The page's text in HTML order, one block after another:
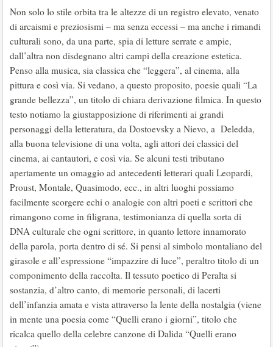
Non solo lo stile orbita tra le altezze di un registro elevato, venato
di arcaismi e preziosismi – ma senza eccessi – ma anche i rimandi
culturali sono, da una parte, spia di letture serrate e ampie,
dall’altra non disdegnano altri campi della creazione estetica.
Penso alla musica, sia classica che “leggera”, al cinema, alla
pittura e così via. Si vedano, a questo proposito, poesie quali “La
grande bellezza”, un titolo di chiara derivazione filmica. In questo
testo notiamo la giustapposizione di riferimenti ai grandi
personaggi della letteratura, da Dostoevsky a Nievo, a Deledda,
alla buona televisione di una volta, agli attori dei classici del
cinema, ai cantautori, e così via. Se alcuni testi tributano
apertamente un omaggio ad antecedenti letterari quali Leopardi,
Proust, Montale, Quasimodo, ecc., in altri luoghi possiamo
facilmente scorgere echi o analogie con altri poeti e scrittori che
rimangono come in filigrana, testimonianza di quella sorta di
DNA culturale che ogni scrittore, in quanto lettore innamorato
della parola, porta dentro di sé. Si pensi al simbolo montaliano del
girasole e all’espressione “impazzire di luce”, peraltro titolo di un
componimento della raccolta. Il tessuto poetico di Peralta si
sostanzia, d’altro canto, di memorie personali, di lacerti
dell’infanzia amata e vista attraverso la lente della nostalgia (viene
in mente una poesia come “Quelli erano i giorni”, titolo che
ricalca quello della celebre canzone di Dalida “Quelli erano